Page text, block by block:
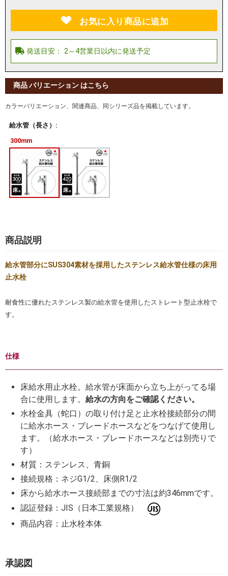
お気に入り商品に追加
商品 バリエーション はこちら
カラーバリエーション、関連商品、同シリーズ品を掲載しています。
給水管（長さ）:
300mm
商品説明
給水管部分にSUS304素材を採用したステンレス給水管仕様の床用
止水栓
耐食性に優れたステンレス製の給水管を使用したストレート型止水栓で
す。
仕様
床給水用止水栓。給水管が床面から立ち上がってる場
合に使用します。 給水の方向をご確認ください。
水栓金具（蛇口）の取り付け足と止水栓接続部分の間
に給水ホース・ブレードホースなどをつなげて使用し
ます。（給水ホース・ブレードホースなどは別売りで
す）
材質：ステンレス、青銅
接続規格：ネジG1/2、床側R1/2
床から給水ホース接続部までの寸法は約346mmです。
認証登録：JIS（日本工業規格）
商品内容：止水栓本体
承認図